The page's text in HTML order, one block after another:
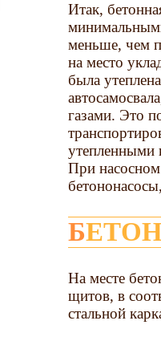
Итак,
меньше, чем
на место
была
газами. Это
утепленными
При насосном
На месте
щитов, в
стальной